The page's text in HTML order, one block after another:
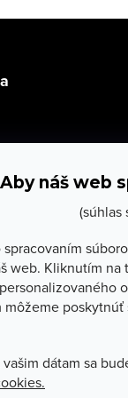
Aby náš web
(súhlas
spracovaním
web. Kliknutím na
môžeme
dátam sa